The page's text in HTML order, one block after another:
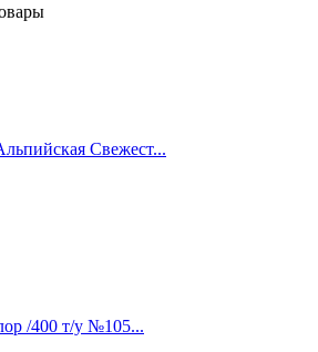
Свежест...
/400 т/у №105...